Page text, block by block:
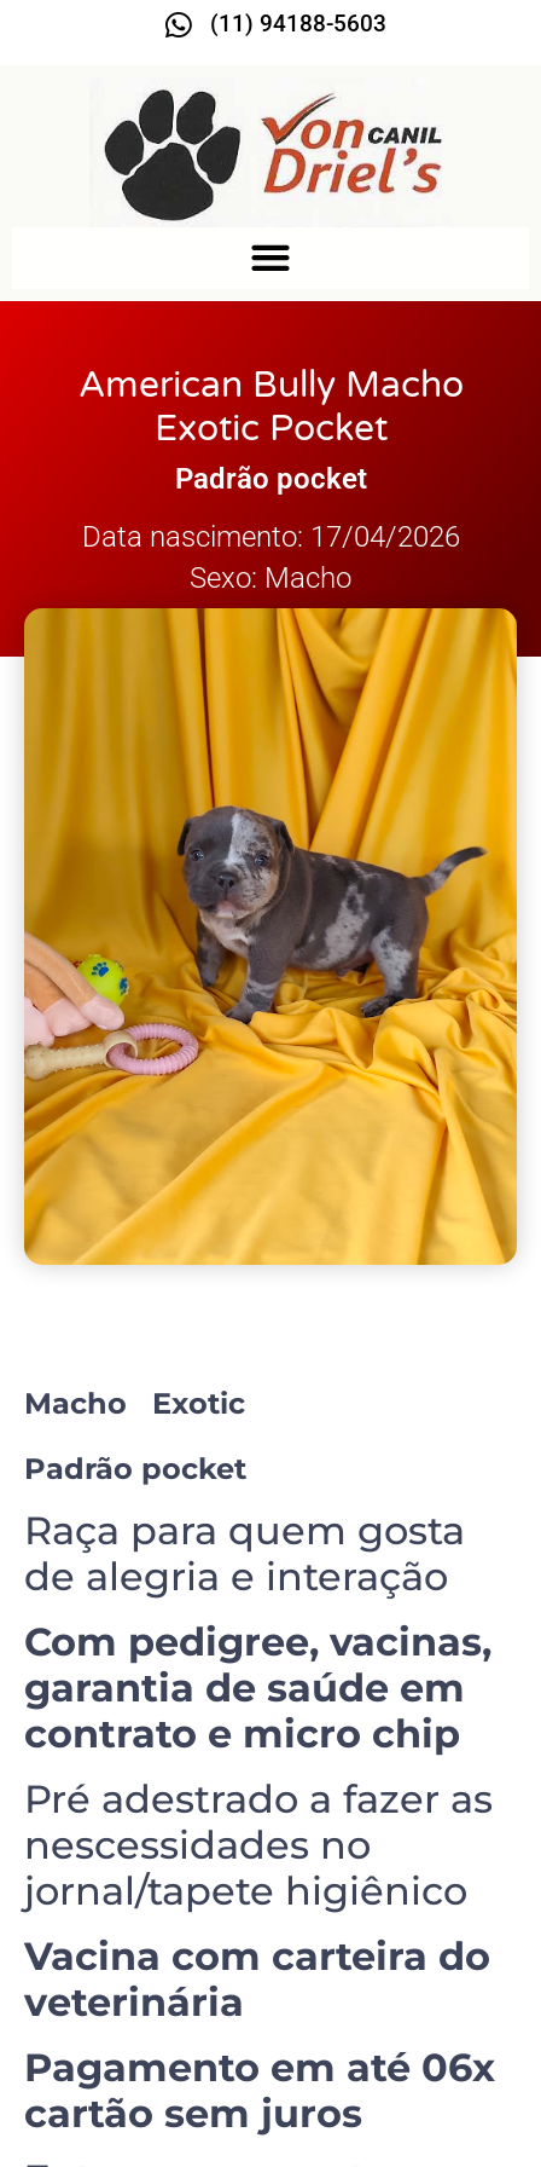
(11) 94188-5603
American Bully Macho
Exotic Pocket
Padrão pocket
Data nascimento: 17/04/2026
Sexo: Macho
Macho Exotic
Padrão pocket
Raça para quem gosta
de alegria e interação
Com pedigree, vacinas,
garantia de saúde em
contrato e micro chip
Pré adestrado a fazer as
nescessidades no
jornal/tapete higiênico
Vacina com carteira do
veterinária
Pagamento em até 06x
cartão sem juros